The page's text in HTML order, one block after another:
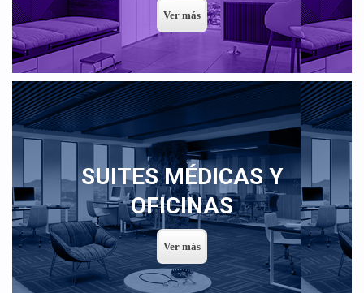
SUITES MÉDICAS Y
OFICINAS